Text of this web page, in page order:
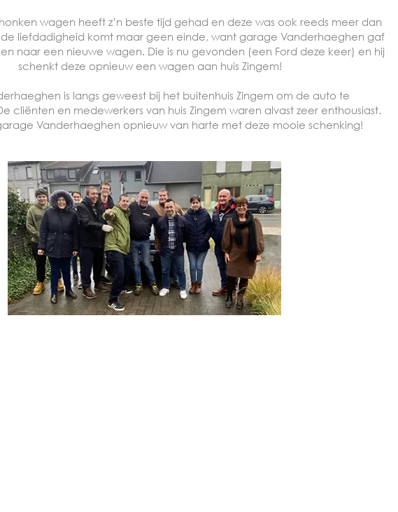
wagen heeft z’n beste tijd gehad en deze was ook reeds meer dan
liefdadigheid komt maar geen einde, want garage Vanderhaeghen gaf
naar een nieuwe wagen. Die is nu gevonden (een Ford deze keer) en hij
schenkt deze opnieuw een wagen aan huis Zingem!
is langs geweest bij het buitenhuis Zingem om de auto te
cliënten en medewerkers van huis Zingem waren alvast zeer enthousiast.
Vanderhaeghen opnieuw van harte met deze mooie schenking!